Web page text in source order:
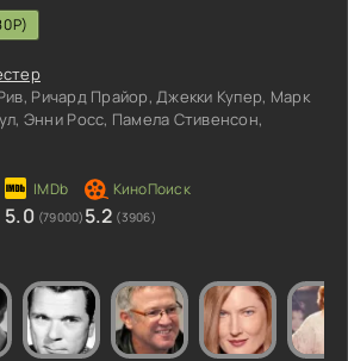
Ричард Прайор, Джекки Купер, Марк
Энни Росс, Памела Стивенсон,
5.0 (79000) 5.2 (3906)